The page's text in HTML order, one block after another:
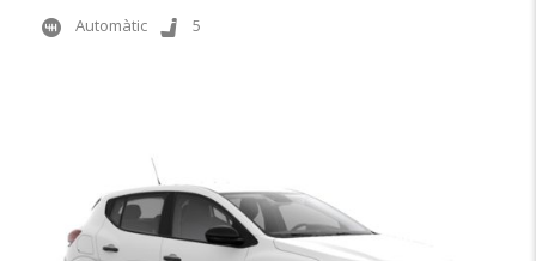
Automàtic 5